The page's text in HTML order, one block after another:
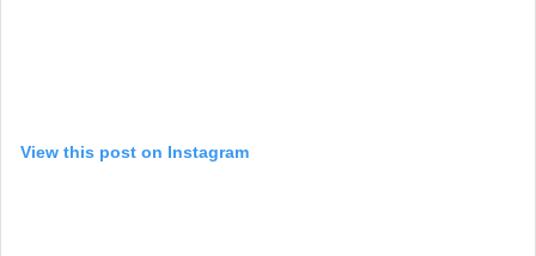
View this post on Instagram